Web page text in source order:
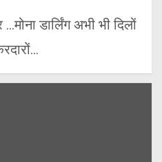
डार्लिंग अभी भी दिलों